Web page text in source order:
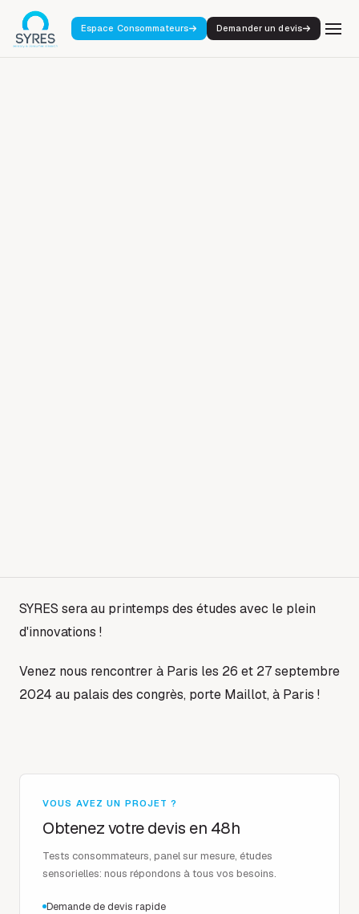
Espace Consommateurs Demander un devis
SYRES sera au printemps des études avec le plein
d'innovations !
Venez nous rencontrer à Paris les 26 et 27 septembre
2024 au palais des congrès, porte Maillot, à Paris !
VOUS AVEZ UN PROJET ?
Obtenez votre devis en 48h
Tests consommateurs, panel sur mesure, études
sensorielles: nous répondons à tous vos besoins.
Demande de devis rapide